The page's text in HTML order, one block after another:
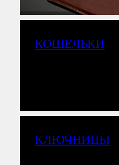
КОШЕЛЬКИ
КЛЮЧНИЦЫ